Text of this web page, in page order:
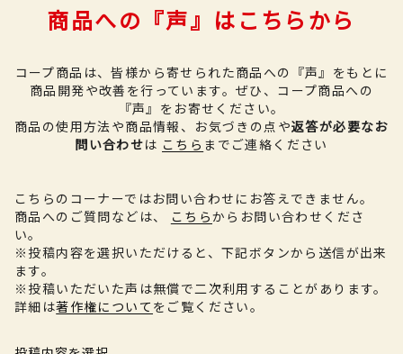
商品への『声』はこちらから
コープ商品は、皆様から寄せられた商品への『声』をもとに
商品開発や改善を行っています。 ぜひ、コープ商品への
『声』をお寄せください。
商品の使用方法や商品情報、お気づきの点や返答が必要なお
問い合わせは こちら までご連絡ください
こちらのコーナーではお問い合わせにお答えできません。
商品へのご質問などは、
こちらからお問い合わせくださ
い。
※投稿内容を選択いただけると、下記ボタンから送信が出来
ます。
※投稿いただいた声は無償で二次利用することがあります。
詳細は著作権について をご覧ください。